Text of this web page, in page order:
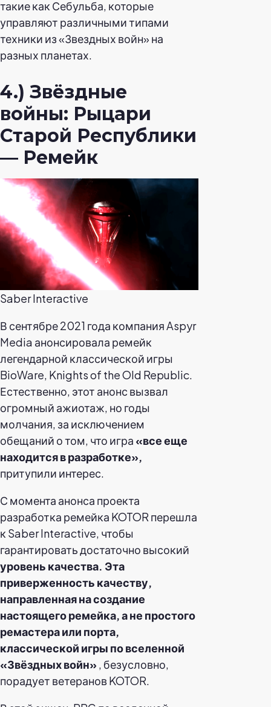
такие как Себульба, которые
управляют различными типами
техники из «Звездных войн» на
разных планетах.
4.) Звёздные
войны: Рыцари
Старой Республики
— Ремейк
Saber Interactive
В сентябре 2021 года компания Aspyr
Media анонсировала ремейк
легендарной классической игры
BioWare, Knights of the Old Republic.
Естественно, этот анонс вызвал
огромный ажиотаж, но годы
молчания, за исключением
обещаний о том, что игра «все еще
находится в разработке»,
притупили интерес.
С момента анонса проекта
разработка ремейка KOTOR перешла
к Saber Interactive, чтобы
гарантировать достаточно высокий
уровень качества. Эта
приверженность качеству,
направленная на создание
настоящего ремейка, а не простого
ремастера или порта,
классической игры по вселенной
«Звёздных войн», безусловно,
порадует ветеранов KOTOR.